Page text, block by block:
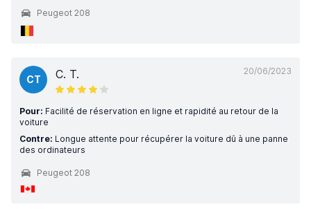
Peugeot 208
20/06/2023
CT C. T.
Pour: Facilité de réservation en ligne et rapidité au retour de la
voiture
Contre: Longue attente pour récupérer la voiture dû à une panne
des ordinateurs
Peugeot 208